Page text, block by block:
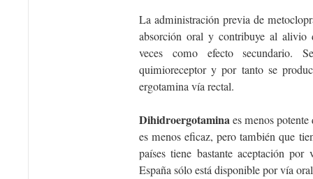
La administración previa de
absorción oral y contribuye al alivio
veces como efecto secundario.
quimioreceptor y por tanto se
ergotamina vía rectal.
Dihidroergotaminaes menos
es menos eficaz, pero también que
países tiene bastante aceptación
España sólo está disponible por vía